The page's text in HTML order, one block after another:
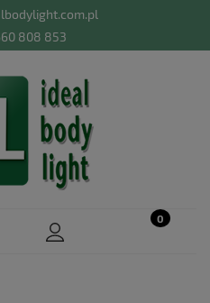
808 853